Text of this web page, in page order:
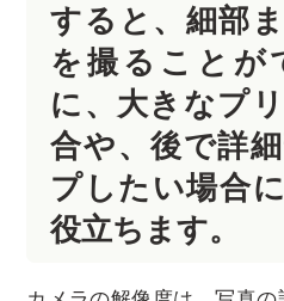
すると、細部
を撮ることが
に、大きなプ
合や、後で詳
プしたい場合
役立ちます。